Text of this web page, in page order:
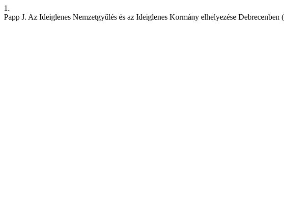
1.
Papp J. Az Ideiglenes Nemzetgyűlés és az Ideiglenes Kormány elhelyezése Debrecenben